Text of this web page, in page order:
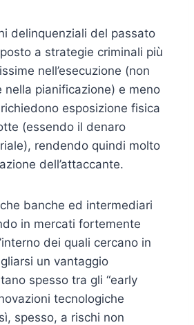
delinquenziali del passato
a strategie criminali più
nell’esecuzione (non
nella pianificazione) e meno
esposizione fisica
(essendo il denaro
rendendo quindi molto
dell’attaccante.
banche ed intermediari
in mercati fortemente
dei quali cercano in
un vantaggio
spesso tra gli “early
tecnologiche
spesso, a rischi non